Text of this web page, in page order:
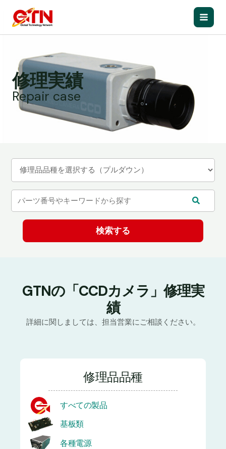
Main
修理実績
Repair case
GTNの「CCDカメラ」修理実
績
詳細に関しましては、担当営業にご相談ください。
修理品品種
すべての製品
基板類
各種電源